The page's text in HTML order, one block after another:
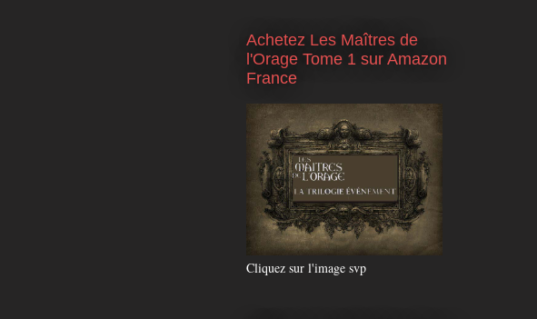
Achetez Les Maîtres de
l'Orage Tome 1 sur Amazon
France
Cliquez sur l'image svp